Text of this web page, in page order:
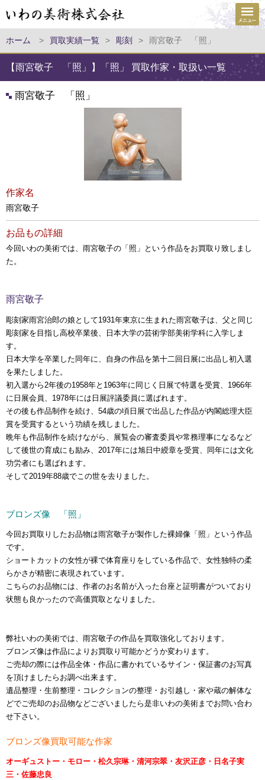
ホーム > 買取実績一覧 > 彫刻 > 雨宮敬子 「照」
【雨宮敬子 「照」】「照」 買取作家・取扱い一覧
雨宮敬子 「照」
作家名
雨宮敬子
お品もの詳細
今回いわの美術では、雨宮敬子の「照」という作品をお買取り致しまし
た。
雨宮敬子
彫刻家雨宮治郎の娘として1931年東京に生まれた雨宮敬子は、父と同じ
彫刻家を目指し高校卒業後、日本大学の芸術学部美術学科に入学しま
す。
日本大学を卒業した同年に、自身の作品を第十二回日展に出品し初入選
を果たしました。
初入選から2年後の1958年と1963年に同じく日展で特選を受賞、1966年
に日展会員、1978年には日展評議委員に選ばれます。
その後も作品制作を続け、54歳の頃日展で出品した作品が内閣総理大臣
賞を受賞するという功績を残しました。
晩年も作品制作を続けながら、展覧会の審査委員や常務理事になるなど
して後世の育成にも励み、2017年には旭日中綬章を受賞、同年には文化
功労者にも選ばれます。
そして2019年88歳でこの世を去りました。
ブロンズ像 「照」
今回お買取りしたお品物は雨宮敬子が製作した裸婦像「照」という作品
です。
ショートカットの女性が裸で体育座りをしている作品で、女性独特の柔
らかさが精密に表現されています。
こちらのお品物には、作者のお名前が入った台座と証明書がついており
状態も良かったので高価買取となりました。
弊社いわの美術では、雨宮敬子の作品を買取強化しております。
ブロンズ像は作品によりお買取り可能かどうか変わります。
ご売却の際には作品全体・作品に書かれているサイン・保証書のお写真
を頂けましたらお調べ出来ます。
遺品整理・生前整理・コレクションの整理・お引越し・家や蔵の解体な
どでご売却のお品物などございましたら是非いわの美術までお問い合わ
せ下さい。
ブロンズ像買取可能な作家
オーギュストー・モロー・松久宗琳・清河宗翠・友沢正彦・日名子実
三・佐藤忠良